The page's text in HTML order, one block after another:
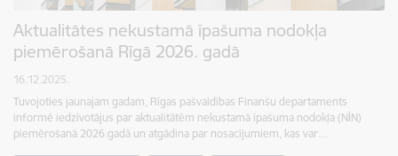
Aktualitātes nekustamā īpašuma nodokļa
piemērošanā Rīgā 2026. gadā
16.12.2025.
Tuvojoties jaunajam gadam, Rīgas pašvaldības Finanšu departaments
informē iedzīvotājus par aktualitātēm nekustamā īpašuma nodokļa (NĪN)
piemērošanā 2026.gadā un atgādina par nosacījumiem, kas var…